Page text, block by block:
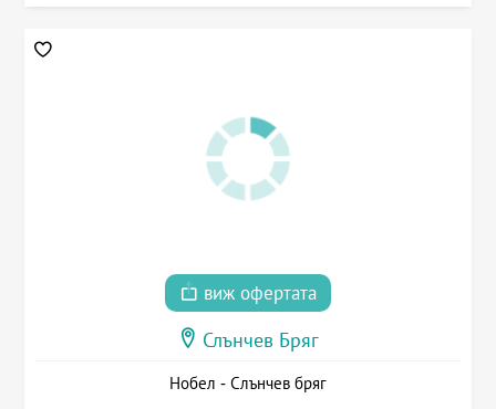
виж офертата
Слънчев Бряг
Нобел - Слънчев бряг